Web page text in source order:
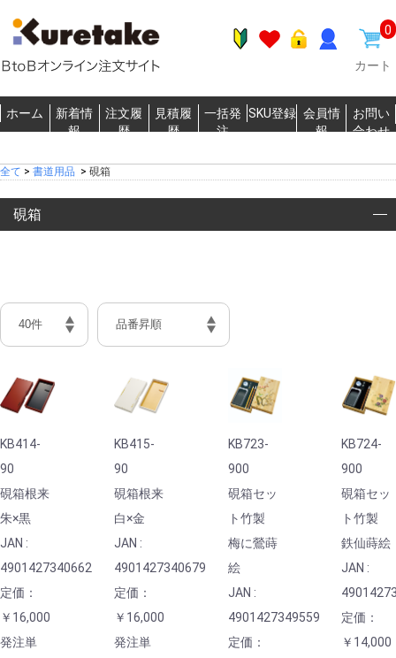
0
カート
ホーム
新着情
報
注文履
歴
見積履
歴
一括発
注
SKU登録 会員情
報
お問い
合わせ
全て > 書道用品 > 硯箱
硯箱
KB414-
90
硯箱根来
朱×黒
JAN :
4901427340662
定価：
￥16,000
発注単
KB415-
90
硯箱根来
白×金
JAN :
4901427340679
定価：
￥16,000
発注単
KB723-
900
硯箱セッ
ト竹製
梅に鶯蒔
絵
JAN :
4901427349559
定価：
KB724-
900
硯箱セッ
ト竹製
鉄仙蒔絵
JAN :
定価：
￥14,000